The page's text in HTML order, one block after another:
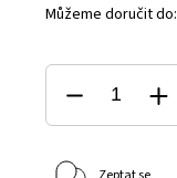
Můžeme doručit do: